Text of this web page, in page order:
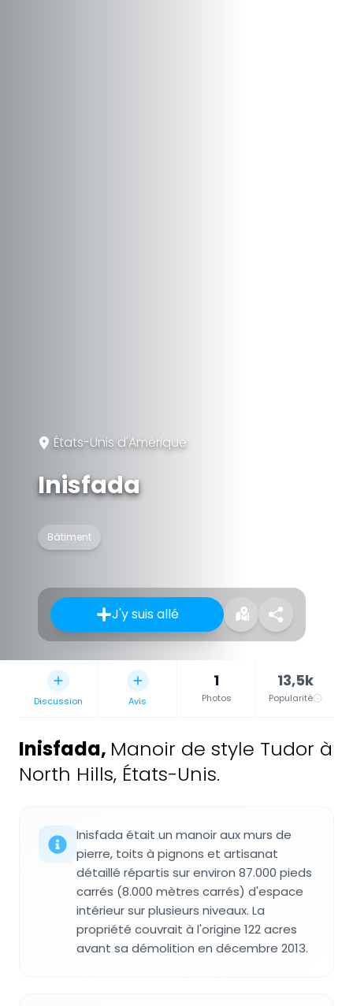
États-Unis d'Amérique
Inisfada
Bâtiment
J'y suis allé
Discussion Avis
1
Photos
13,5k
Popularité
Inisfada, Manoir de style Tudor à
North Hills, États-Unis.
Inisfada était un manoir aux murs de
pierre, toits à pignons et artisanat
détaillé répartis sur environ 87.000 pieds
carrés (8.000 mètres carrés) d'espace
intérieur sur plusieurs niveaux. La
propriété couvrait à l'origine 122 acres
avant sa démolition en décembre 2013.